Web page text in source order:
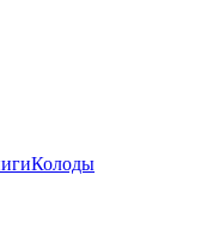
Колоды